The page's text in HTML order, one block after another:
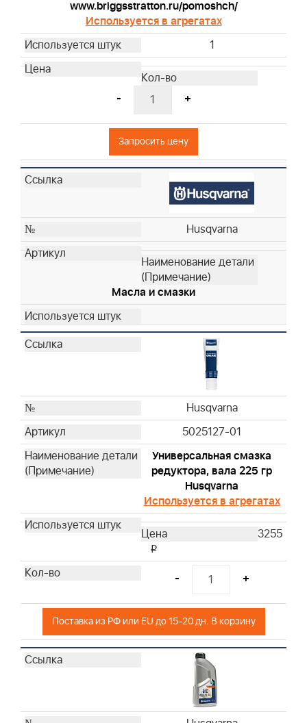
Husqvarna
Husqvarna
Husqvarna
Husqvarna
Husqvarna
Husqvarna
Husqvarna
Husqvarna
Husqvarna
Husqvarna
Husqvarna
Husqvarna
Husqvarna
Husqvarna
Husqvarna
Husqvarna
Husqvarna
Husqvarna
Husqvarna
Husqvarna
Husqvarna
Husqvarna
Husqvarna
Husqvarna
Husqvarna
Husqvarna
Husqvarna
Husqvarna
Husqvarna
Husqvarna
Husqvarna
Husqvarna
www.briggsstratton.ru/pomoshch/
Используется в агрегатах
1
- +
Запросить цену
Husqvarna
Масла и смазки
Husqvarna
5025127-01
Универсальная смазка
редуктора, вала 225 гр
Husqvarna
Используется в агрегатах
3255
i
- +
Поставка из РФ или EU до 15-20 дн. В корзину